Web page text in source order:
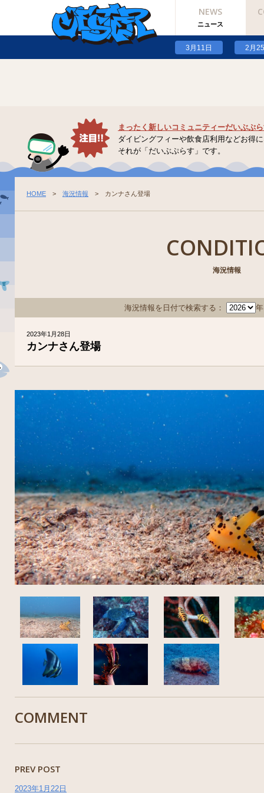
: Undefined array key "option_type" in /home/hkdsobama/
: Undefined array key "option_type" in /home/hkdsobama/
NEWS
ニュース
3月11日 2月
まったく新しいコミュニティーだいぶぷ
ダイビングフィーや飲食店利用などお得
それが「だいぶぷらす」です。
HOME > 海況情報 > カンナさん登場
海況情報
海況情報を日付で検索する：
2023年1月28日
カンナさん登場
COMMENT
PREV POST
2023年1月22日